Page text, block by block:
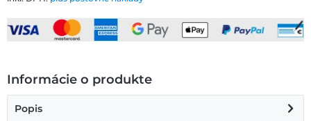
Informácie o produkte
Popis